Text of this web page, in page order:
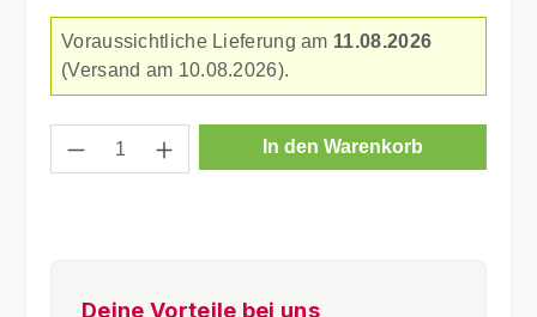
Voraussichtliche Lieferung am 11.08.2026
(Versand am 10.08.2026).
Produkt Anzahl: Gib den gewünschten
In den Warenkorb
Deine Vorteile bei uns